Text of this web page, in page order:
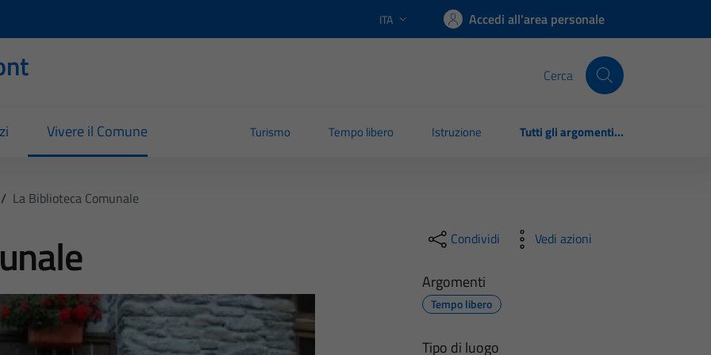
Lingua attiva:
ITA Accedi all'area personale
Cerca
Vivere il Comune Turismo Tempo libero Istruzione Tutti gli argomenti...
/ La Biblioteca Comunale
Condividi Vedi azioni
Argomenti
Tempo libero
Tipo di luogo